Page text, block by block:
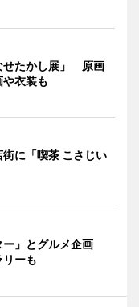
せたかし展」 原画
衣装も
に「喫茶 こさじい
」とグルメ企画
ーも